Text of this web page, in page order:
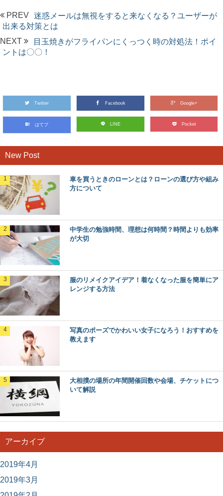
PREV 迷惑メールは無視をすると来なくなる？ユーザーが
出来る対策とは
NEXT
目玉焼きがフライパンにくっつく時の対処法！ポイ
ントは〇〇！
Twitter Facebook Google+
はてブ LINE Pocket
New Post
車を買うときのローンとは？ローンの選び方や組み
方について
中学生の勉強時間、理想は何時間？時間よりも効率
が大切
服のリメイクアイデア！着なくなった服を簡単にア
レンジする方法
写真のポーズでかわいい女子になろう！おすすめを
教えます
大相撲の場所の年間開催回数や会場、チケットにつ
いて解説
アーカイブ
2019年4月
2019年3月